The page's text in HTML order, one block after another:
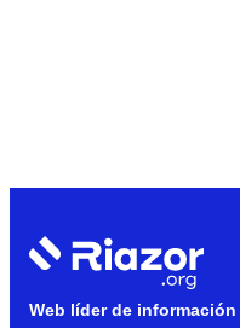
Web líder de información